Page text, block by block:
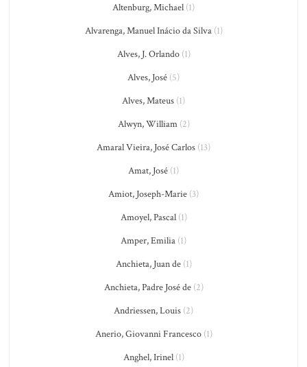
Altenburg, Michael (1)
Alvarenga, Manuel Inácio da Silva(1)
Alves, J. Orlando(1)
Alves, José (5)
Alves, Mateus (1)
Alwyn, William(2)
Amaral Vieira, José Carlos (13)
Amat, José (1)
Amiot, Joseph-Marie (3)
Amoyel, Pascal(1)
Amper, Emilia (1)
Anchieta, Juan de(1)
Anchieta, Padre José de(2)
Andriessen, Louis (2)
Anerio, Giovanni Francesco(1)
Anghel, Irinel(1)